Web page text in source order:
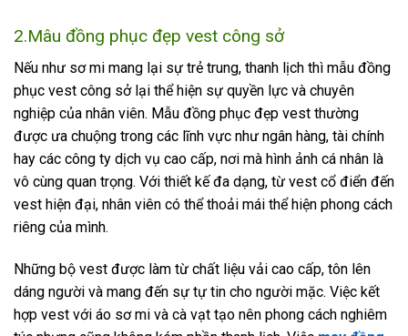
2.Mâu đồng phục đẹp vest công sở
Nếu như sơ mi mang lại sự trẻ trung, thanh lịch thì mẫu đồng
phục vest công sở lại thể hiện sự quyền lực và chuyên
nghiệp của nhân viên. Mẫu đồng phục đẹp vest thường
được ưa chuộng trong các lĩnh vực như ngân hàng, tài chính
hay các công ty dịch vụ cao cấp, nơi mà hình ảnh cá nhân là
vô cùng quan trọng. Với thiết kế đa dạng, từ vest cổ điển đến
vest hiện đại, nhân viên có thể thoải mái thể hiện phong cách
riêng của mình.
Những bộ vest được làm từ chất liệu vải cao cấp, tôn lên
dáng người và mang đến sự tự tin cho người mặc. Việc kết
hợp vest với áo sơ mi và cà vạt tạo nên phong cách nghiêm